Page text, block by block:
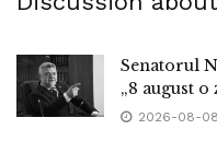
Senatorul
„8 august
2026-08-08